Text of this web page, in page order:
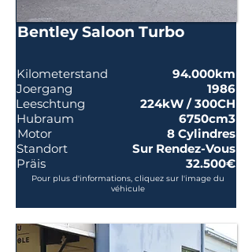
Bentley Saloon Turbo
Kilometerstand
94.000km
Joergang
1986
Leeschtung
224kW / 300CH
Hubraum
6750cm3
Motor
8 Cylindres
Standort
Sur Rendez-Vous
Präis
32.500€
Pour plus d'informations, cliquez sur l'image du
véhicule